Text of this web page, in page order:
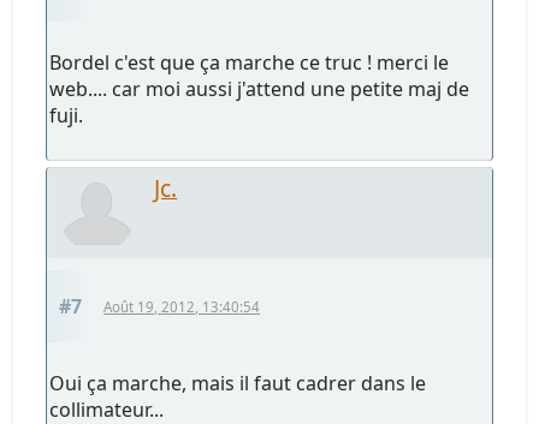
Bordel c'est que ça marche ce truc ! merci le
web.... car moi aussi j'attend une petite maj de
fuji.
Jc.
#7 Août 19, 2012, 13:40:54
Oui ça marche, mais il faut cadrer dans le
collimateur...